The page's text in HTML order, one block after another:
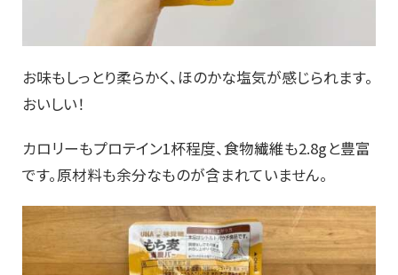
お味もしっとり柔らかく、ほのかな塩気が感じられます。
おいしい！
カロリーもプロテイン1杯程度、食物繊維も2.8gと豊富
です。原材料も余分なものが含まれていません。